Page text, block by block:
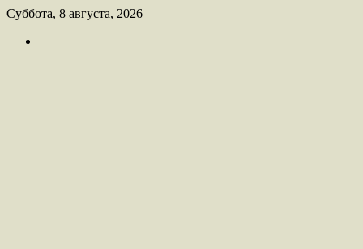
Перейти
контенту
Суббота, 8 августа, 2026